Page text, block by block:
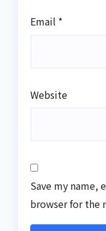
Email *
Website
Save my name,
browser for the